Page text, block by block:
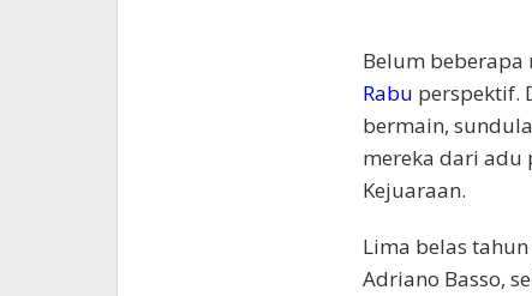
Belum beberapa
Rabu perspektif.
bermain,
mereka dari adu
Kejuaraan.
Lima belas
Adriano Basso,